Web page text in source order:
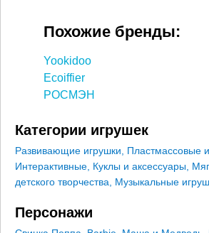
Похожие бренды:
Yookidoo
Ecoiffier
РОСМЭН
Категории игрушек
Развивающие игрушки Пластмассовые
Интерактивные Куклы и аксессуары
детского творчества
Музыкальные
Персонажи